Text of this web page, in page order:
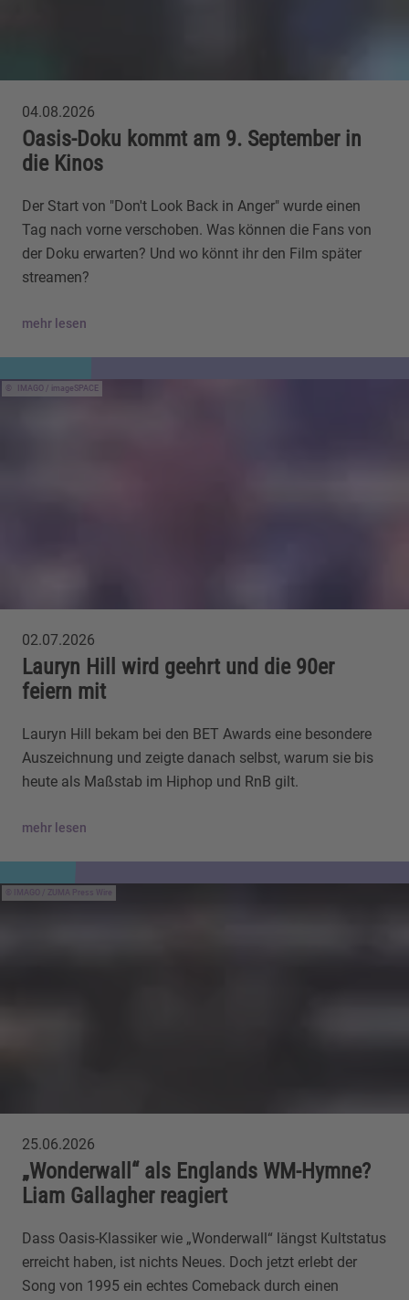
04.08.2026
Oasis-Doku kommt am 9. September in
die Kinos
Der Start von "Don't Look Back in Anger" wurde einen
Tag nach vorne verschoben. Was können die Fans von
der Doku erwarten? Und wo könnt ihr den Film später
streamen?
mehr lesen
IMAGO / imageSPACE
02.07.2026
Lauryn Hill wird geehrt und die 90er
feiern mit
Lauryn Hill bekam bei den BET Awards eine besondere
Auszeichnung und zeigte danach selbst, warum sie bis
heute als Maßstab im Hiphop und RnB gilt.
mehr lesen
IMAGO / ZUMA Press Wire
25.06.2026
„Wonderwall“ als Englands WM-Hymne?
Liam Gallagher reagiert
Dass Oasis-Klassiker wie „Wonderwall“ längst Kultstatus
erreicht haben, ist nichts Neues. Doch jetzt erlebt der
Song von 1995 ein echtes Comeback durch einen